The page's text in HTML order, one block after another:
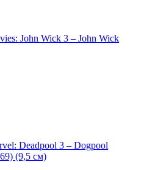
John Wick 3 – John Wick
Deadpool 3 – Dogpool
(9,5 см)